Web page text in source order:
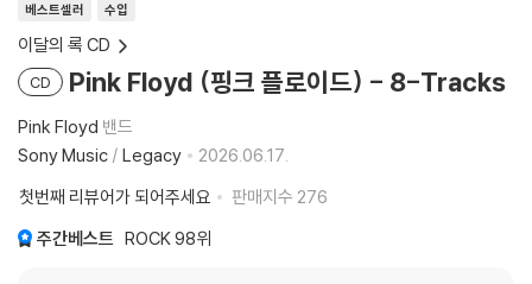
베스트셀러 수입
이달의 록 CD
CD Pink Floyd (핑크 플로이드) - 8-Tracks
Pink Floyd 밴드
Sony Music / Legacy
2026.06.17.
첫번째 리뷰어가 되어주세요
판매지수 276
주간베스트 ROCK98위